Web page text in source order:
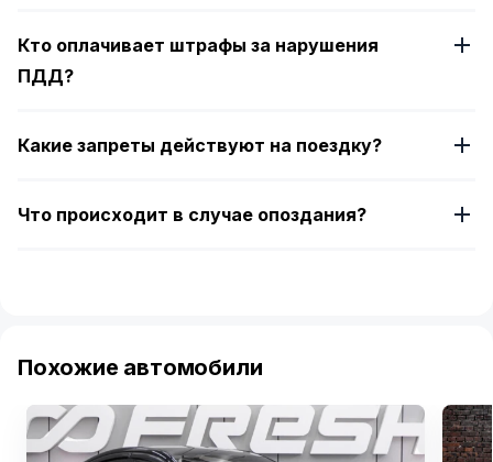
Кто оплачивает штрафы за нарушения
ПДД?
Какие запреты действуют на поездку?
Что происходит в случае опоздания?
Похожие автомобили